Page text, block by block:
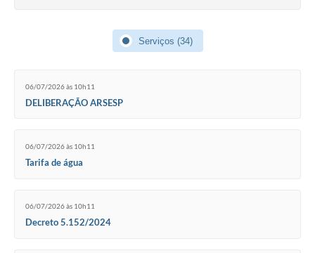
Telefones Úteis
Serviços (34)
06/07/2026 às 10h11
DELIBERAÇÃO ARSESP
06/07/2026 às 10h11
Tarifa de água
06/07/2026 às 10h11
Decreto 5.152/2024